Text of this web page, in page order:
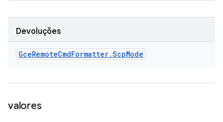
Devoluções
GceRemoteCmdFormatter.ScpMode
valores